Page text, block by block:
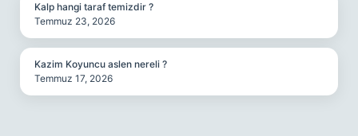
Kalp hangi taraf temizdir ?
Temmuz 23, 2026
Kazim Koyuncu aslen nereli ?
Temmuz 17, 2026